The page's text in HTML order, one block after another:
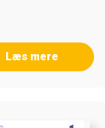
Læs mere